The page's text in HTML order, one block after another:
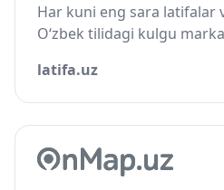
Har kuni eng sara latifalar
O‘zbek tilidagi kulgu
latifa.uz